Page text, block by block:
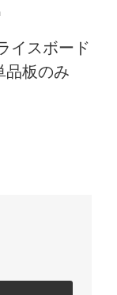
イスボード
品板のみ